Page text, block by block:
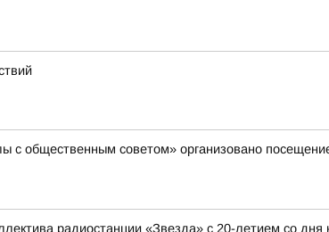
с общественным советом» организовано
радиостанции «Звезда» с 20-летием со